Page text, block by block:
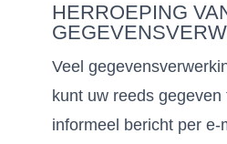
HERROEPING
Veel
kunt uw reeds
informeel bericht per